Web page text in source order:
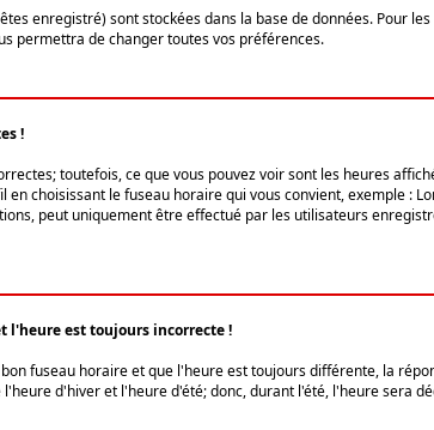
enregistré) sont stockées dans la base de données. Pour
permettra de changer toutes vos préférences.
!
toutefois, ce que vous pouvez voir sont les heures
choisissant le fuseau horaire qui vous convient, exemple :
peut uniquement être effectué par les utilisateurs
l'heure est toujours incorrecte !
fuseau horaire et que l'heure est toujours différente, la
d'hiver et l'heure d'été; donc, durant l'été, l'heure sera